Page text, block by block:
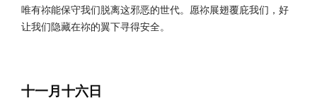
唯有祢能保守我们脱离这邪恶的世代。愿祢展翅覆庇我们，好
让我们隐藏在祢的翼下寻得安全。
十一月十六日